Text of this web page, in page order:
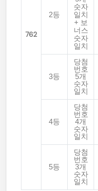
762
2등
숫자
일치
+ 보
너스
숫자
일치
3등
당첨
번호
5개
숫자
일치
4등
당첨
번호
4개
숫자
일치
5등
당첨
번호
3개
숫자
일치